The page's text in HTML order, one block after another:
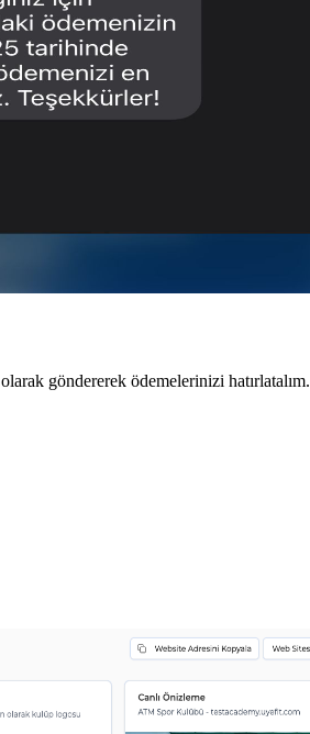
göndererek ödemelerinizi hatırlatalım.